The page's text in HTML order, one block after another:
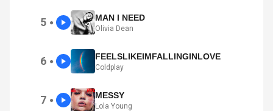
5 ● MAN I NEED
Olivia Dean
6 ● FEELSLIKEIMFALLINGINLOVE
Coldplay
7 ● MESSY
Lola Young